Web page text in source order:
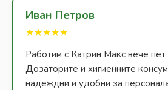
Иван Петров
★★★★★
Работим с Катрин Макс вече пет
Дозаторите и хигиенните
надеждни и удобни за